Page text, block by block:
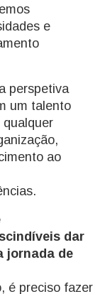
e
perspetiva
um talento
ao
dar
jornada de
é preciso fazer